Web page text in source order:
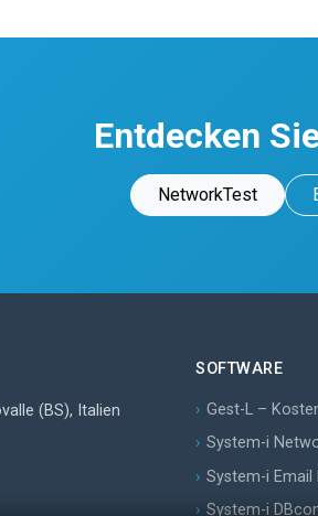
Entdecken
NetworkTest
(BS), Italien
SOFTWARE
Gest-L –
System-i
System-i
System-i